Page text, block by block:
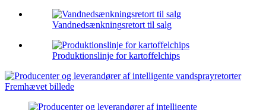
Vandnedsænkningsretort til salg
Produktionslinje for kartoffelchips